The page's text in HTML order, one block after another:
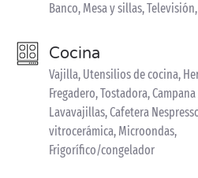
Banco, Mesa y sillas,
Cocina
Vajilla, Utensilios de cocina,
Fregadero, Tostadora,
Lavavajillas, Cafetera
vitrocerámica, Microondas,
Frigorífico/congelador